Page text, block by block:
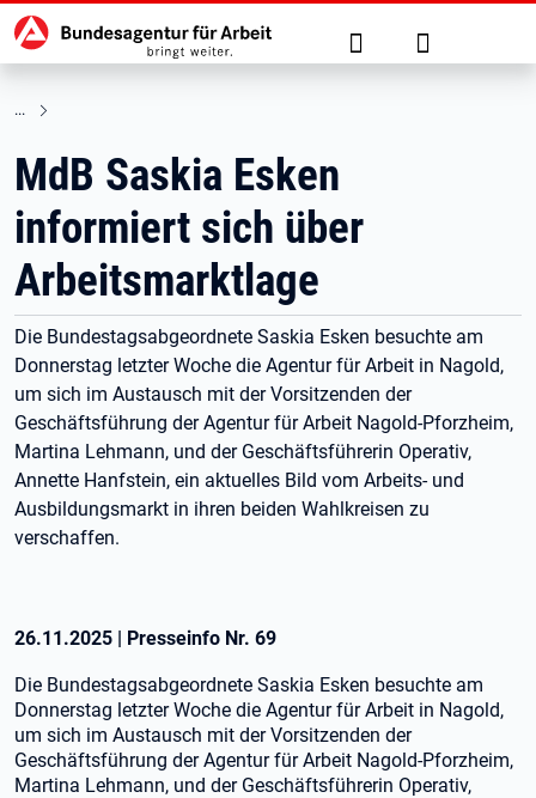
zu den Hauptinhalten springen
Hauptnavigation Suche Anmelden
MdB Saskia Esken
informiert sich über
Arbeitsmarktlage
Die Bundestagsabgeordnete Saskia Esken besuchte am
Donnerstag letzter Woche die Agentur für Arbeit in Nagold,
um sich im Austausch mit der Vorsitzenden der
Geschäftsführung der Agentur für Arbeit Nagold-Pforzheim,
Martina Lehmann, und der Geschäftsführerin Operativ,
Annette Hanfstein, ein aktuelles Bild vom Arbeits- und
Ausbildungsmarkt in ihren beiden Wahlkreisen zu
verschaffen.
26.11.2025 | Presseinfo Nr. 69
Die Bundestagsabgeordnete Saskia Esken besuchte am
Donnerstag letzter Woche die Agentur für Arbeit in Nagold,
um sich im Austausch mit der Vorsitzenden der
Geschäftsführung der Agentur für Arbeit Nagold-Pforzheim,
Martina Lehmann, und der Geschäftsführerin Operativ,